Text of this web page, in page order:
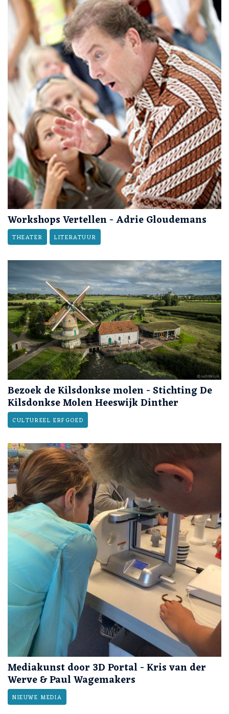
Workshops Vertellen - Adrie Gloudemans
THEATER LITERATUUR
Bezoek de Kilsdonkse molen - Stichting De
Kilsdonkse Molen Heeswijk Dinther
CULTUREEL ERFGOED
Mediakunst door 3D Portal - Kris van der
Werve & Paul Wagemakers
NIEUWE MEDIA